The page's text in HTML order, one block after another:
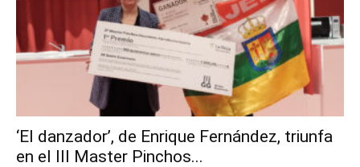
‘El danzador’, de Enrique Fernández, triunfa
en el III Master Pinchos...